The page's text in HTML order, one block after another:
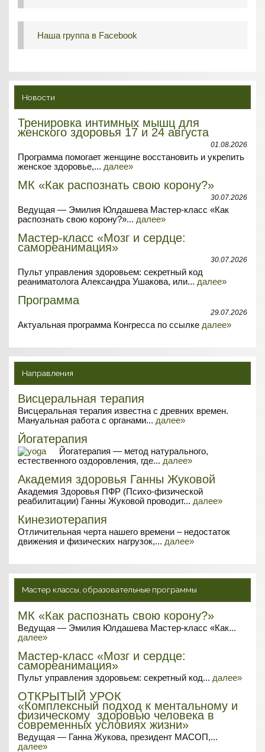
Наша группа в Facebook
Новости
Тренировка интимных мышц для
женского здоровья 17 и 24 августа
01.08.2026
Программа помогает женщине восстановить и укрепить
женское здоровье,... далее»
МК «Как распознать свою корону?»
30.07.2026
Ведущая — Эмилия Юлдашева Мастер-класс «Как
распознать свою корону?»... далее»
Мастер-класс «Мозг и сердце:
самореанимация»
30.07.2026
Пульт управления здоровьем: секретный код
реаниматолога Александра Ушакова, или... далее»
Программа
29.07.2026
Актуальная программа Конгресса по ссылке далее»
Направления
Висцеральная терапия
Висцеральная терапия известна с древних времен.
Мануальная работа с органами... далее»
Йогатерапия
Йогатерапия — метод натурального,
естественного оздоровления, где... далее»
Академия здоровья Ганны Жуковой
Академия Здоровья ПФР (Психо-физической
реабилитации) Ганны Жуковой проводит... далее»
Кинезиотерапия
Отличительная черта нашего времени – недостаток
движения и физических нагрузок,... далее»
Мастер классы, образовательные программы
МК «Как распознать свою корону?»
Ведущая — Эмилия Юлдашева Мастер-класс «Как...
далее»
Мастер-класс «Мозг и сердце:
самореанимация»
Пульт управления здоровьем: секретный код... далее»
ОТКРЫТЫЙ УРОК
«Комплексный подход к ментальному и
физическому здоровью человека в
современных условиях жизни»
Ведущая — Ганна Жукова, президент МАСОП,...
далее»